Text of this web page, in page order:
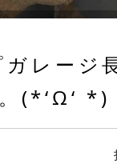
ガレージ
(*‘Ω‘ *)